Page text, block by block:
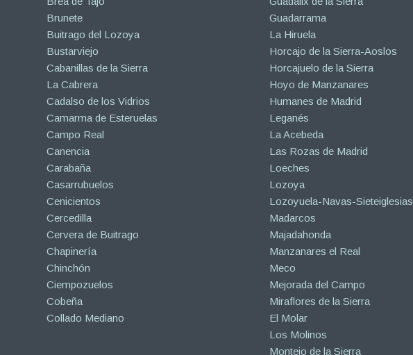
Brunete
Buitrago del Lozoya
Bustarviejo
Cabanillas de la Sierra
La Cabrera
Cadalso de los Vidrios
Camarma de Esteruelas
Campo Real
Canencia
Carabaña
Casarrubuelos
Cenicientos
Cercedilla
Cervera de Buitrago
Chapinería
Chinchón
Ciempozuelos
Cobeña
Collado Mediano
Guadarrama
La Hiruela
Horcajo de la Sierra-Aoslos
Horcajuelo de la Sierra
Hoyo de Manzanares
Humanes de Madrid
Leganés
La Acebeda
Las Rozas de Madrid
Loeches
Lozoya
Lozoyuela-Navas-Sieteiglesias
Madarcos
Majadahonda
Manzanares el Real
Meco
Mejorada del Campo
Miraflores de la Sierra
El Molar
Los Molinos
Montejo de la Sierra